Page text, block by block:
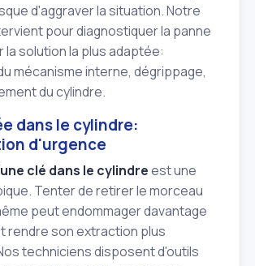
d'aggraver la situation. Notre
pour diagnostiquer la panne
solution la plus adaptée:
mécanisme interne, dégrippage,
du cylindre.
dans le cylindre:
d'urgence
clé dans le cylindreest une
Tenter de retirer le morceau
peut endommager davantage
rendre son extraction plus
techniciens disposent d'outils